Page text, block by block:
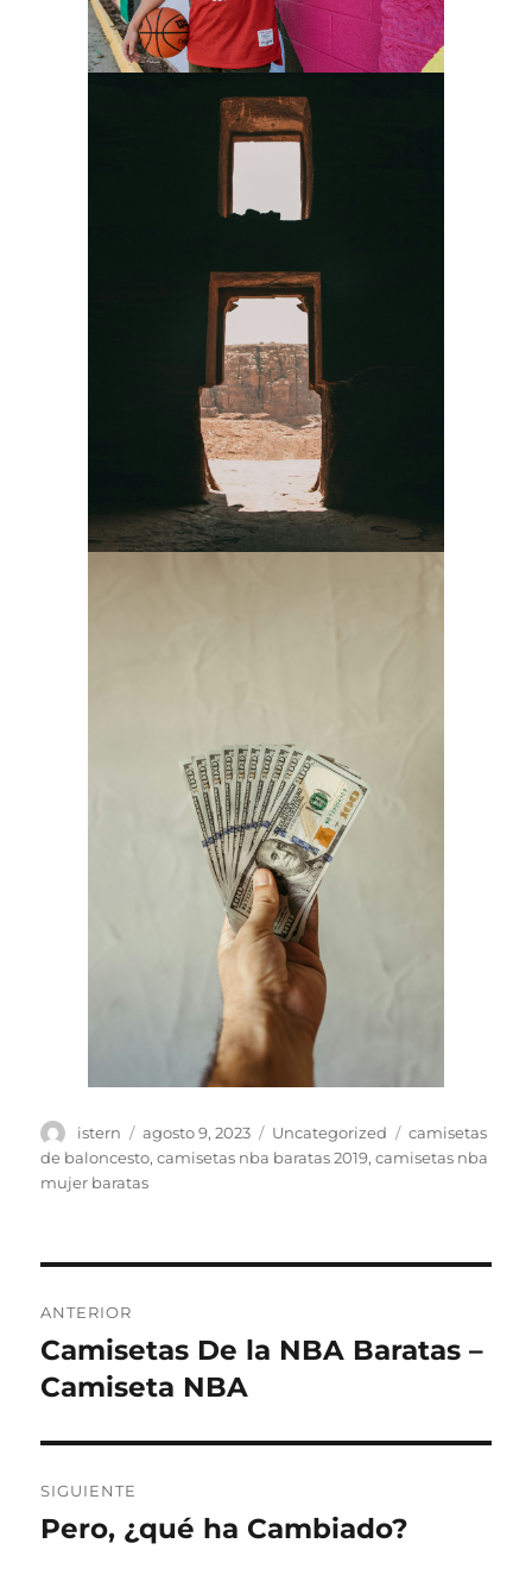
Autor
istern
Publicado
el
agosto 9, 2023 Categorías
Uncategorized Etiquetas
camisetas
de baloncesto,camisetas nba baratas 2019,camisetas nba
mujer baratas
de
entradas
ANTERIOR
Entrada
anterior:
Camisetas De la NBA Baratas –
Camiseta NBA
SIGUIENTE
Entrada
Pero, ¿qué ha Cambiado?